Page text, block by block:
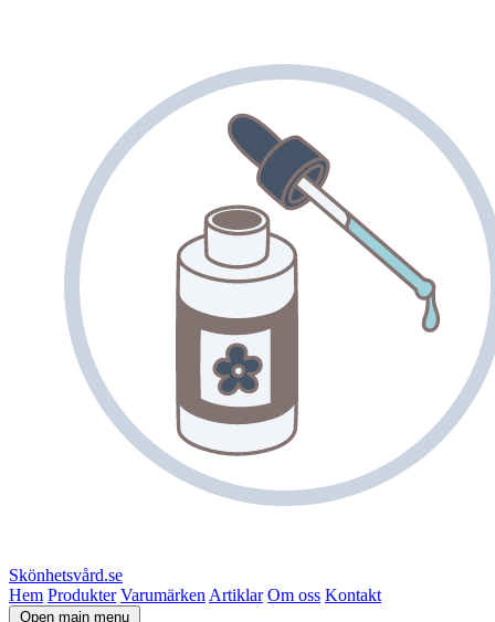
Skönhetsvård.se
Hem Produkter Varumärken Artiklar Om oss Kontakt
Open main menu